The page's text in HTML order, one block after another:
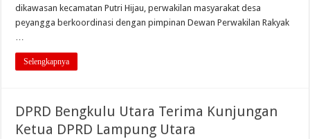
dikawasan kecamatan Putri Hijau, perwakilan masyarakat desa
peyangga berkoordinasi dengan pimpinan Dewan Perwakilan Rakyak
…
Selengkapnya
DPRD Bengkulu Utara Terima Kunjungan
Ketua DPRD Lampung Utara